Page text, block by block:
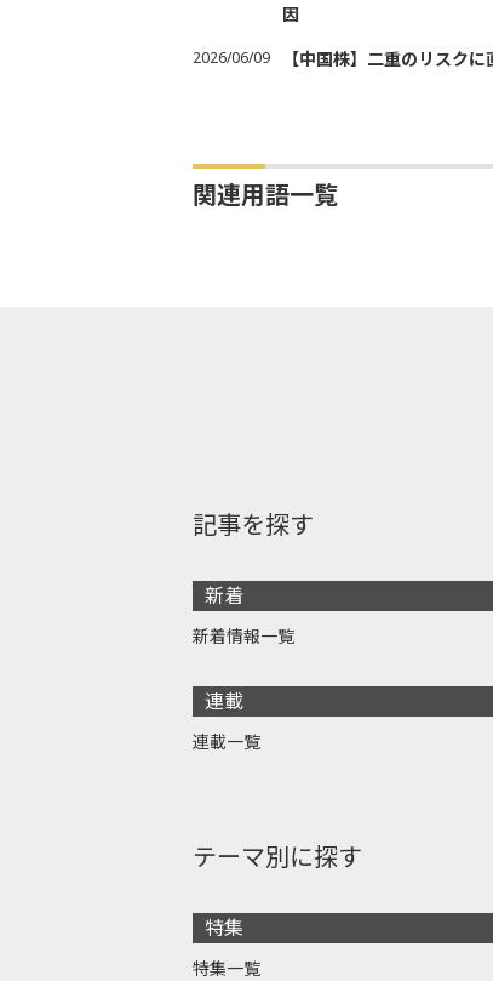
因
2026/06/09 【中国株】二重のリスク
関連用語一覧
記事を探す
新着
新着情報一覧
連載
連載一覧
テーマ別に探す
特集
特集一覧